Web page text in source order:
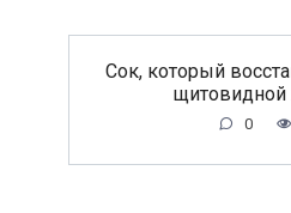
Сок, который
0